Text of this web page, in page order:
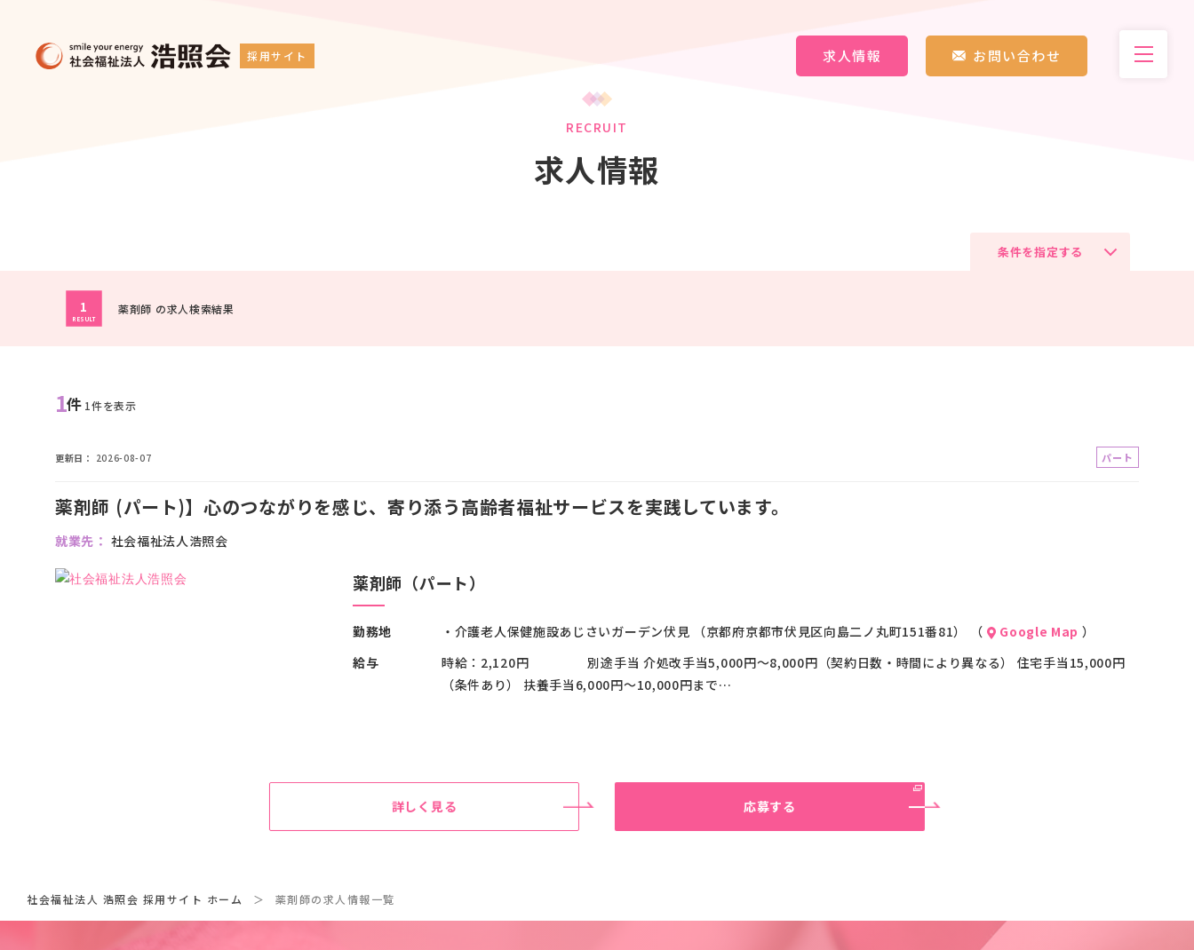
採用サイト 求人情報 お問い合わせ
RECRUIT
求人情報
条件を指定する
1
RESULT
薬剤師 の求人検索結果
1件 1件を表示
更新日 2026-08-07 パート
薬剤師 (パート)】心のつながりを感じ、寄り添う高齢者福祉サービスを実践しています。
就業先 社会福祉法人浩照会
薬剤師（パート）
勤務地 ・介護老人保健施設あじさいガーデン伏見 （京都府京都市伏見区向島二ノ丸町151番81） （ Google Map ）
給与 時給：2,120円 別途手当 介処改手当5,000円～8,000円（契約日数・時間により異なる） 住宅手当15,000円
（条件あり） 扶養手当6,000円～10,000円まで…
詳しく見る 応募する
社会福祉法人 浩照会 採用サイト ホーム 薬剤師の求人情報一覧